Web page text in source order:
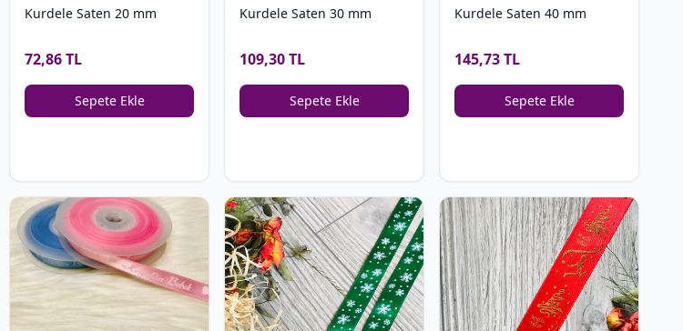
Kurdele Saten 20 mm
72,86 TL
Sepete Ekle
Kurdele Saten 30 mm
109,30 TL
Sepete Ekle
Kurdele Saten 40 mm
145,73 TL
Sepete Ekle